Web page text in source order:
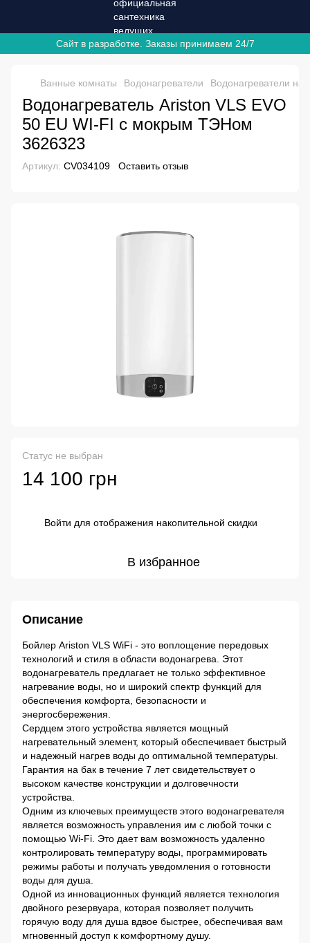
Сайт в разработке. Заказы принимаем 24/7
Ванные комнаты Водонагреватели Водонагреватели
Водонагреватель Ariston VLS EVO
50 EU WI-FI с мокрым ТЭНом
3626323
Артикул: CV034109 Оставить отзыв
Статус не выбран
14 100 грн
Войти для отображения накопительной скидки
В избранное
Описание
Бойлер Ariston VLS WiFi - это воплощение передовых
технологий и стиля в области водонагрева. Этот
водонагреватель предлагает не только эффективное
нагревание воды, но и широкий спектр функций для
обеспечения комфорта, безопасности и
энергосбережения.
Сердцем этого устройства является мощный
нагревательный элемент, который обеспечивает быстрый
и надежный нагрев воды до оптимальной температуры.
Гарантия на бак в течение 7 лет свидетельствует о
высоком качестве конструкции и долговечности
устройства.
Одним из ключевых преимуществ этого водонагревателя
является возможность управления им с любой точки с
помощью Wi-Fi. Это дает вам возможность удаленно
контролировать температуру воды, программировать
режимы работы и получать уведомления о готовности
воды для душа.
Одной из инновационных функций является технология
двойного резервуара, которая позволяет получить
горячую воду для душа вдвое быстрее, обеспечивая вам
мгновенный доступ к комфортному душу.